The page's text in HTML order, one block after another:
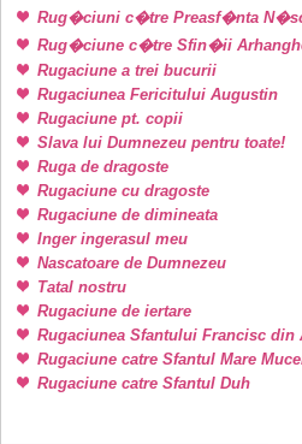
Rug�ciuni c�tre Preasf�nta
Rug�ciune c�tre Sfin�ii
Rugaciune a trei bucurii
Rugaciunea Fericitului Augustin
Rugaciune pt. copii
Slava lui Dumnezeu pentru toate!
Ruga de dragoste
Rugaciune cu dragoste
Rugaciune de dimineata
Inger ingerasul meu
Nascatoare de Dumnezeu
Tatal nostru
Rugaciune de iertare
Rugaciunea Sfantului Francisc din
Rugaciune catre Sfantul Mare
Rugaciune catre Sfantul Duh